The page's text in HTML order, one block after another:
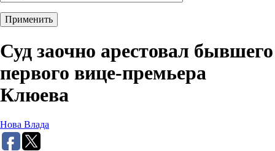
Суд заочно арестовал бывшего
первого вице-премьера
Клюева
Нова Влада